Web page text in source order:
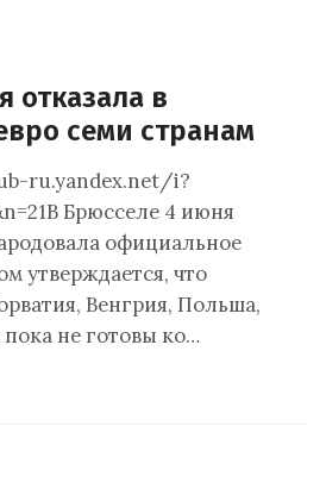
отказала в
семи странам
ru.yandex.net/i?
Брюсселе 4 июня
официальное
утверждается, что
Венгрия, Польша,
не готовы ко…